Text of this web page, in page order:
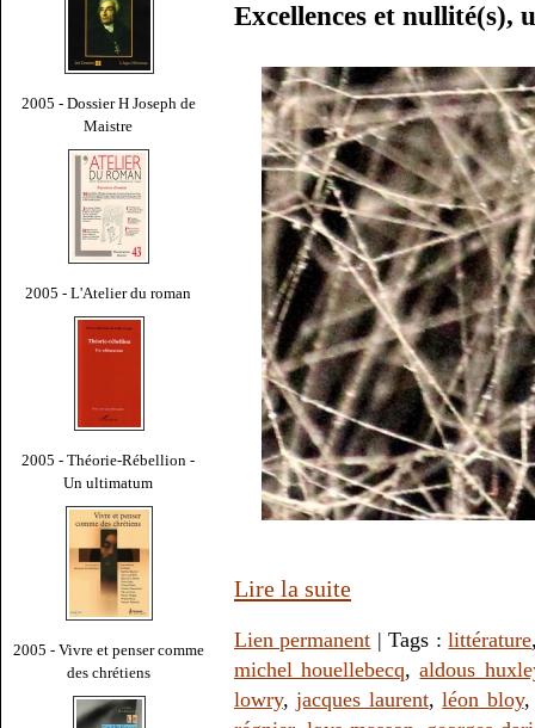
2005 - Dossier H Joseph de
Maistre
2005 - L'Atelier du roman
2005 - Théorie-Rébellion -
Un ultimatum
2005 - Vivre et penser comme
des chrétiens
Excellences et nullité(s),
Lire la suite
Lien permanent | Tags :littérature
michel houellebecq,aldous
lowry,jacques laurent,léon bloy